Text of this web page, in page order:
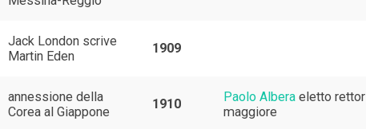
Jack London scrive
Martin Eden
1909
annessione della
Corea al Giappone
1910 Paolo Albera eletto rettor
maggiore